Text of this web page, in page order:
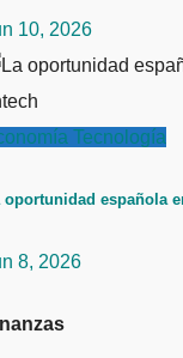
10, 2026
Tecnología
oportunidad española
8, 2026